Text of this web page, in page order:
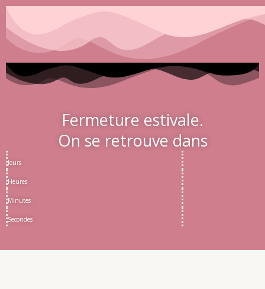
Fermeture estivale.
On se retrouve dans
Jours
Heures
Minutes
Secondes